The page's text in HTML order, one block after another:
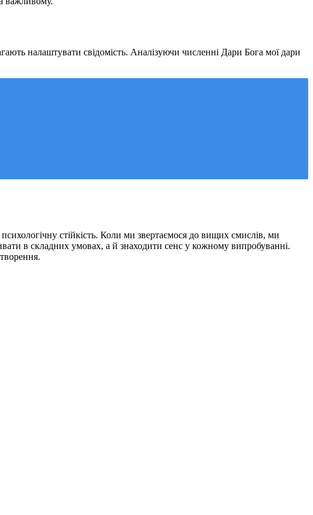
налаштувати свідомість. Аналізуючи численні Дари Бога мої дари
стійкість. Коли ми звертаємося до вищих смислів, ми
в складних умовах, а й знаходити сенс у кожному випробуванні.